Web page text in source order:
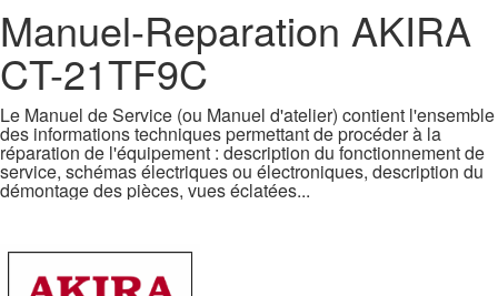
Manuel-Reparation AKIRA
CT-21TF9C
Le Manuel de Service (ou Manuel d'atelier) contient l'ensemble
des informations techniques permettant de procéder à la
réparation de l'équipement : description du fonctionnement de
service, schémas électriques ou électroniques, description du
démontage des pièces, vues éclatées...